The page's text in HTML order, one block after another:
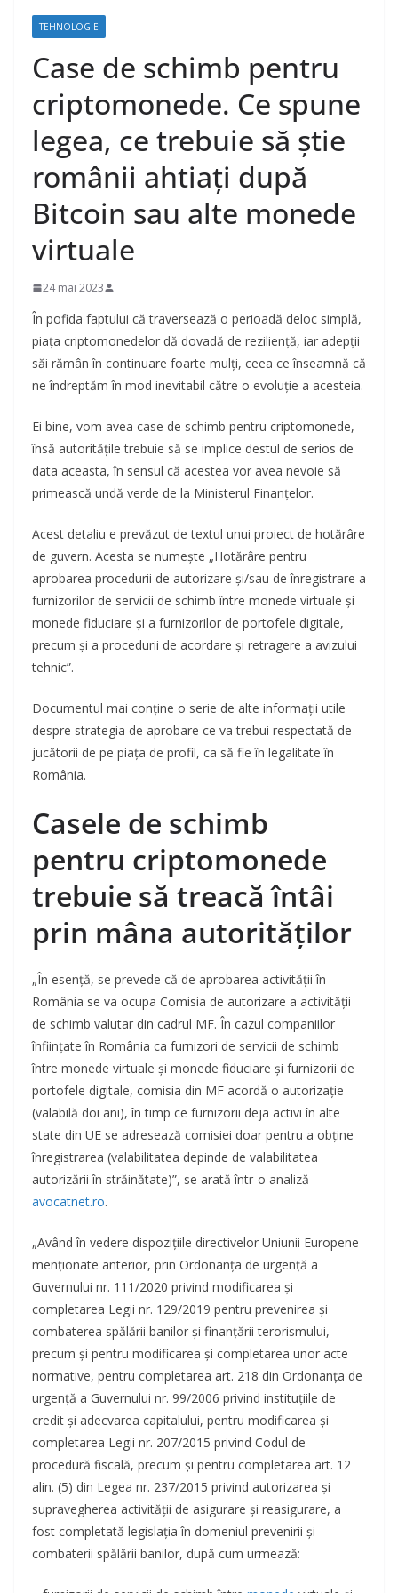
TEHNOLOGIE
Case de schimb pentru
criptomonede. Ce spune
legea, ce trebuie să știe
românii ahtiați după
Bitcoin sau alte monede
virtuale
24 mai 2023
În pofida faptului că traversează o perioadă deloc simplă,
piața criptomonedelor dă dovadă de reziliență, iar adepții
săi rămân în continuare foarte mulți, ceea ce înseamnă că
ne îndreptăm în mod inevitabil către o evoluție a acesteia.
Ei bine, vom avea case de schimb pentru criptomonede,
însă autoritățile trebuie să se implice destul de serios de
data aceasta, în sensul că acestea vor avea nevoie să
primească undă verde de la Ministerul Finanțelor.
Acest detaliu e prevăzut de textul unui proiect de hotărâre
de guvern. Acesta se numește „Hotărâre pentru
aprobarea procedurii de autorizare și/sau de înregistrare a
furnizorilor de servicii de schimb între monede virtuale și
monede fiduciare și a furnizorilor de portofele digitale,
precum și a procedurii de acordare și retragere a avizului
tehnic”.
Documentul mai conține o serie de alte informații utile
despre strategia de aprobare ce va trebui respectată de
jucătorii de pe piața de profil, ca să fie în legalitate în
România.
Casele de schimb
pentru criptomonede
trebuie să treacă întâi
prin mâna autorităților
„În esență, se prevede că de aprobarea activității în
România se va ocupa Comisia de autorizare a activității
de schimb valutar din cadrul MF. În cazul companiilor
înființate în România ca furnizori de servicii de schimb
între monede virtuale și monede fiduciare și furnizorii de
portofele digitale, comisia din MF acordă o autorizație
(valabilă doi ani), în timp ce furnizorii deja activi în alte
state din UE se adresează comisiei doar pentru a obține
înregistrarea (valabilitatea depinde de valabilitatea
autorizării în străinătate)”, se arată într-o analiză
avocatnet.ro.
„Având în vedere dispozițiile directivelor Uniunii Europene
menționate anterior, prin Ordonanța de urgență a
Guvernului nr. 111/2020 privind modificarea și
completarea Legii nr. 129/2019 pentru prevenirea și
combaterea spălării banilor și finanțării terorismului,
precum și pentru modificarea și completarea unor acte
normative, pentru completarea art. 218 din Ordonanța de
urgență a Guvernului nr. 99/2006 privind instituțiile de
credit și adecvarea capitalului, pentru modificarea și
completarea Legii nr. 207/2015 privind Codul de
procedură fiscală, precum și pentru completarea art. 12
alin. (5) din Legea nr. 237/2015 privind autorizarea și
supravegherea activității de asigurare și reasigurare, a
fost completată legislația în domeniul prevenirii și
combaterii spălării banilor, după cum urmează: